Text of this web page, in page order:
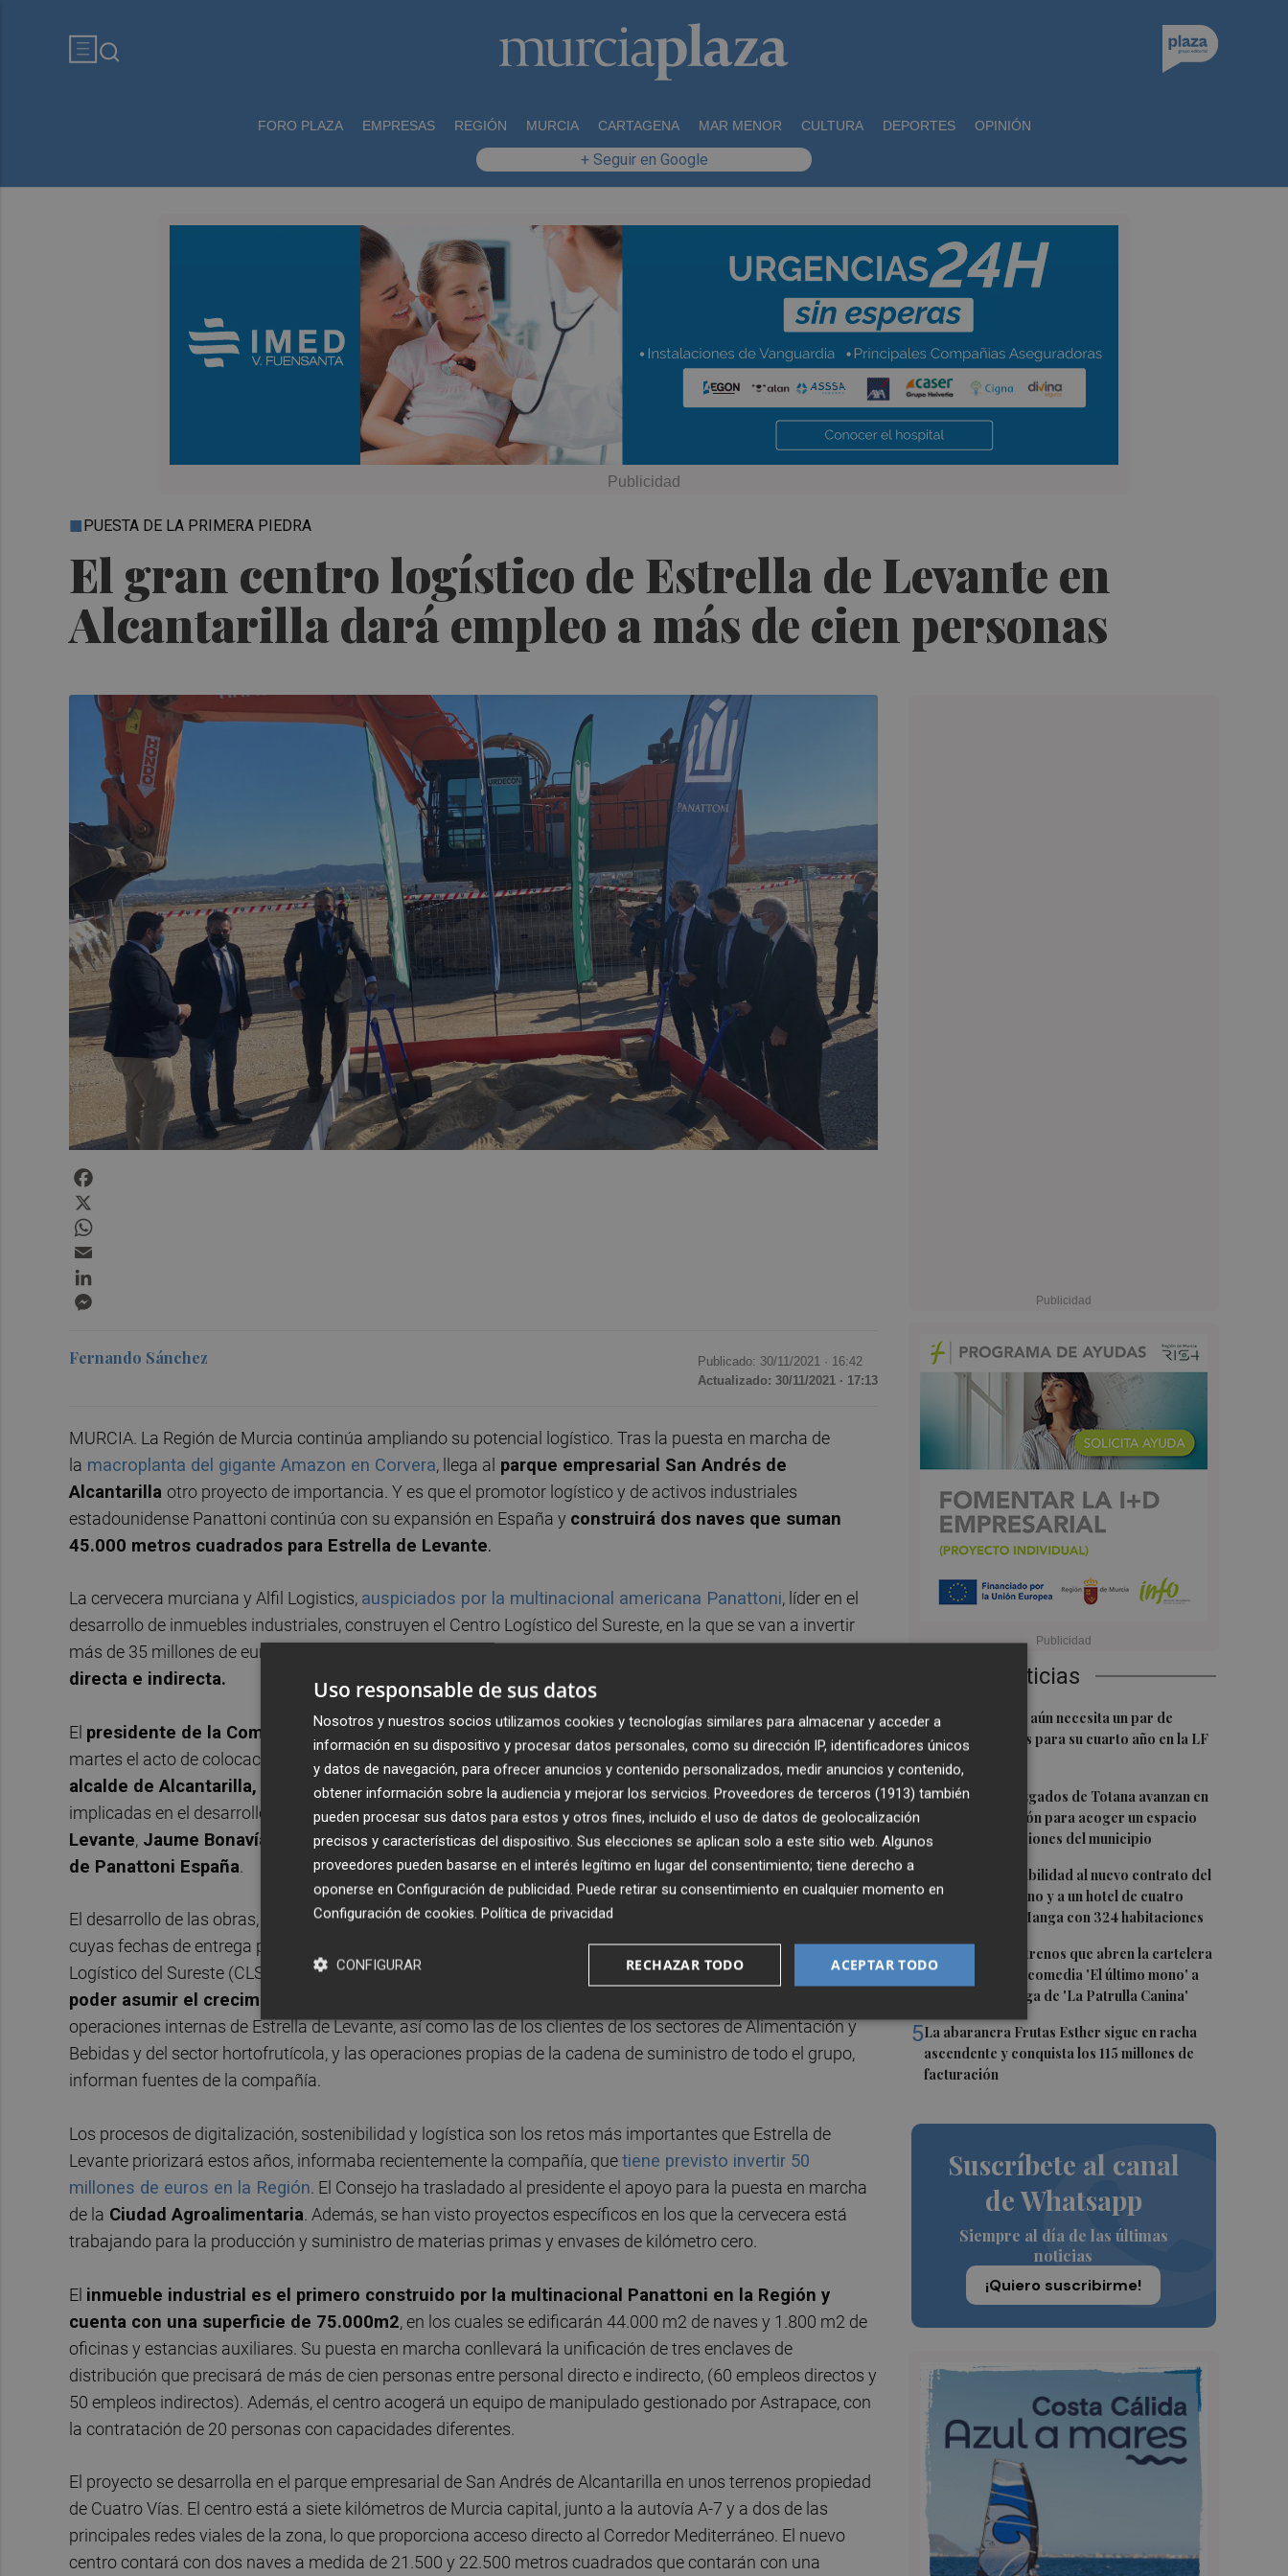
FORO PLAZA EMPRESAS REGIÓN MURCIA CARTAGENA MAR MENOR CULTURA DEPORTES OPINIÓN
+ Seguir en Google
El gran centro logístico de Estrella de Levante en
Alcantarilla dará empleo a más de cien personas
PUESTA DE LA PRIMERA PIEDRA
Últimas Noticias
1El Hozono Jairis aún necesita un par de
incorporaciones para su cuarto año en la LF
Endesa
2Los antiguos Juzgados de Totana avanzan en
su transformación para acoger un espacio
para las asociaciones del municipio
3
San Javier da viabilidad al nuevo contrato del
transporte urbano y a un hotel de cuatro
estrellas en La Manga con 324 habitaciones
4 Estos son los estrenos que abren la cartelera
en agosto: de la comedia 'El último mono' a
una nueva entrega de 'La Patrulla Canina'
5La abaranera Frutas Esther sigue en racha
ascendente y conquista los 115 millones de
facturación
Suscríbete al canal
de Whatsapp
Siempre al día de las últimas
noticias
¡Quiero suscribirme!
Fernando Sánchez Publicado: 30/11/2021 · 16:42
Actualizado: 30/11/2021 · 17:13
MURCIA. La Región de Murcia continúa ampliando su potencial logístico. Tras la puesta en marcha de
la macroplanta del gigante Amazon en Corvera, llega al parque empresarial San Andrés de
Alcantarilla otro proyecto de importancia. Y es que el promotor logístico y de activos industriales
estadounidense Panattoni continúa con su expansión en España y construirá dos naves que suman
45.000 metros cuadrados para Estrella de Levante.
La cervecera murciana y Alfil Logistics, auspiciados por la multinacional americana Panattoni, líder en el
desarrollo de inmuebles industriales, construyen el Centro Logístico del Sureste, en la que se van a invertir
más de 35 millones de euros y que, en cinco años,
directa e indirecta.
El presidente de la Comunidad Autónoma de Murcia, Fernando López Miras, ha presidido este
martes el acto de colocación de la primera piedra del Centro Logístico del Sureste (CLS), acompañado por el
alcalde de Alcantarilla, Joaquín Buendía, así como por los máximos representantes de las empresas
implicadas en el desarrollo del centro logístico, Pedro Marín, director general de Estrella de
Levante, Jaume Bonavía, director general de Alfil Logistics,y Gustavo Cardozo, director general
de Panattoni España.
El desarrollo de las obras, que llevará a cabo la empresa murciana Urdecon
cuyas fechas de entrega prevista son mediados y finales de 2022 para las dos naves. El nuevo Centro
Logístico del Sureste (CLS), que será gestionado íntegramente por Alfil Logistics,se ha proyectado para
poder asumir el crecimiento futuro del operador logístico en la Región de Murcia
operaciones internas de Estrella de Levante, así como las de los clientes de los sectores de Alimentación y
Bebidas y del sector hortofrutícola, y las operaciones propias de la cadena de suministro de todo el grupo,
informan fuentes de la compañía.
Los procesos de digitalización, sostenibilidad y logística son los retos más importantes que Estrella de
Levante priorizará estos años, informaba recientemente la compañía, quetiene previsto invertir 50
millones de euros en la Región. El Consejo ha trasladado al presidente el apoyo para la puesta en marcha
de la Ciudad Agroalimentaria. Además, se han visto proyectos específicos en los que la cervecera está
trabajando para la producción y suministro de materias primas y envases de kilómetro cero.
El inmueble industrial es el primero construido por la multinacional Panattoni en la Región y
cuenta con una superficie de 75.000m2, en los cuales se edificarán 44.000 m2 de naves y 1.800 m2 de
oficinas y estancias auxiliares. Su puesta en marcha conllevará la unificación de tres enclaves de
distribución que precisará de más de cien personas entre personal directo e indirecto, (60 empleos directos y
50 empleos indirectos). Además, el centro acogerá un equipo de manipulado gestionado por Astrapace, con
la contratación de 20 personas con capacidades diferentes.
El proyecto se desarrolla en el parque empresarial de San Andrés de Alcantarilla en unos terrenos propiedad
de Cuatro Vías. El centro está a siete kilómetros de Murcia capital, junto a la autovía A-7 y a dos de las
principales redes viales de la zona, lo que proporciona acceso directo al Corredor Mediterráneo. El nuevo
centro contará con dos naves a medida de 21.500 y 22.500 metros cuadrados que contarán con una
Uso responsable de sus datos
Nosotros y nuestros socios utilizamos cookies y tecnologías similares para almacenar y acceder a
información en su dispositivo y procesar datos personales, como su dirección IP, identificadores únicos
y datos de navegación, para ofrecer anuncios y contenido personalizados, medir anuncios y contenido,
obtener información sobre la audiencia y mejorar los servicios. Proveedores de terceros (1913) también
pueden procesar sus datos para estos y otros fines, incluido el uso de datos de geolocalización
precisos y características del dispositivo. Sus elecciones se aplican solo a este sitio web. Algunos
proveedores pueden basarse en el interés legítimo en lugar del consentimiento; tiene derecho a
oponerse en Configuración de publicidad. Puede retirar su consentimiento en cualquier momento en
Configuración de cookies. Política de privacidad
ACEPTAR TODO
RECHAZAR TODO
CONFIGURAR